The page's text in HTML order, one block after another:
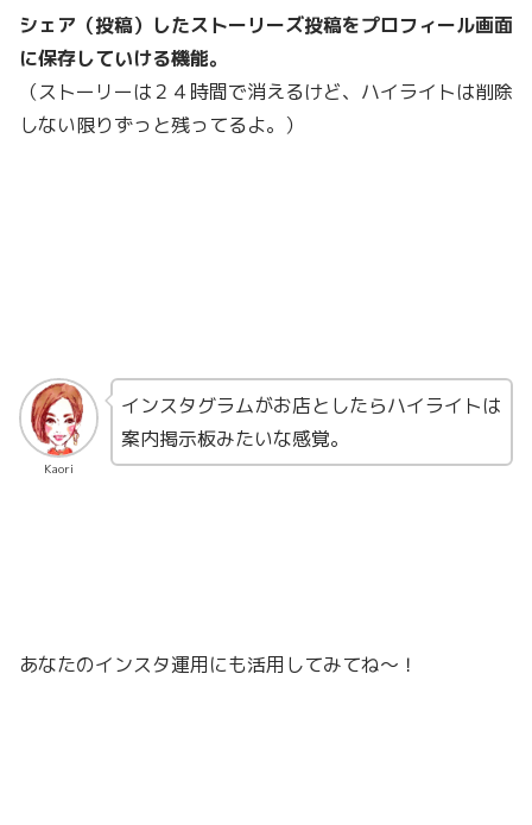
シェア（投稿）したストーリーズ投稿をプロフィール画面
に保存していける機能。
（ストーリーは２４時間で消えるけど、ハイライトは削除
しない限りずっと残ってるよ。）
Kaori
インスタグラムがお店としたらハイライトは
案内掲示板みたいな感覚。
あなたのインスタ運用にも活用してみてね～！